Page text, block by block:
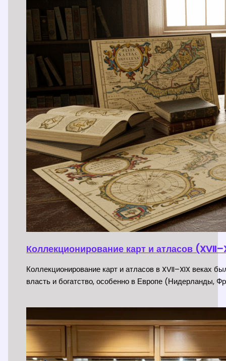
Коллекционирование карт и атласов
Коллекционирование карт и атласов в XVII–XIX веках
власть и богатство, особенно в Европе (Нидерланды,